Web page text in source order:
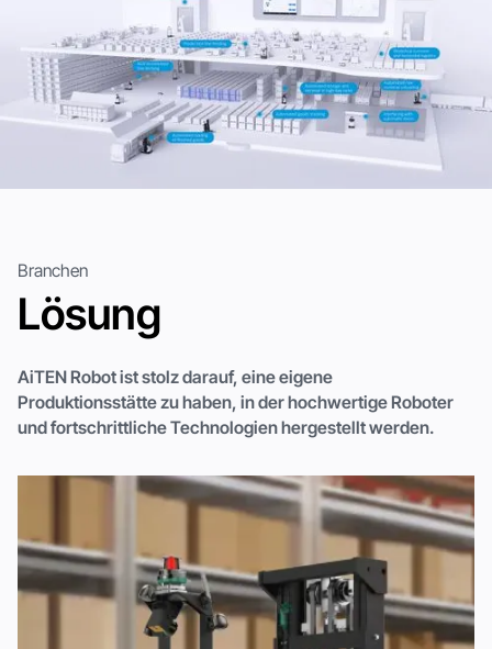
Branchen
Lösung
AiTEN Robot ist stolz darauf, eine eigene
Produktionsstätte zu haben, in der hochwertige Roboter
und fortschrittliche Technologien hergestellt werden.